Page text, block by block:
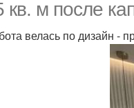
кв. м после
велась по дизайн -